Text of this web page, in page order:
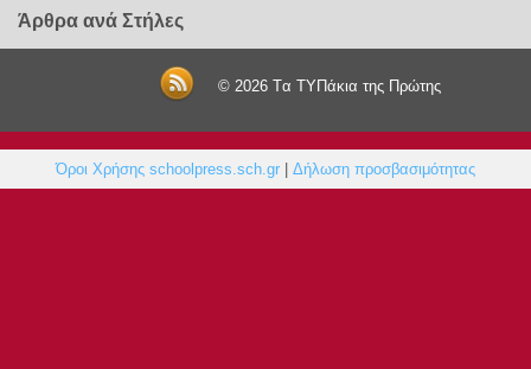
Άρθρα ανά Στήλες
© 2026Tα ΤΥΠάκια της Πρώτης
Όροι Χρήσης schoolpress.sch.gr Δήλωση προσβασιμότητας